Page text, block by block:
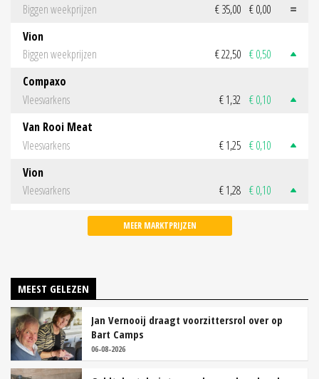
Biggen weekprijzen
€ 35,00 € 0,00
Vion
Biggen weekprijzen
€ 22,50 € 0,50
Compaxo
Vleesvarkens
€ 1,32 € 0,10
Van Rooi Meat
Vleesvarkens
€ 1,25 € 0,10
Vion
Vleesvarkens
€ 1,28 € 0,10
MEER MARKTPRIJZEN
MEEST GELEZEN
Jan Vernooij draagt voorzittersrol over op
Bart Camps
06-08-2026